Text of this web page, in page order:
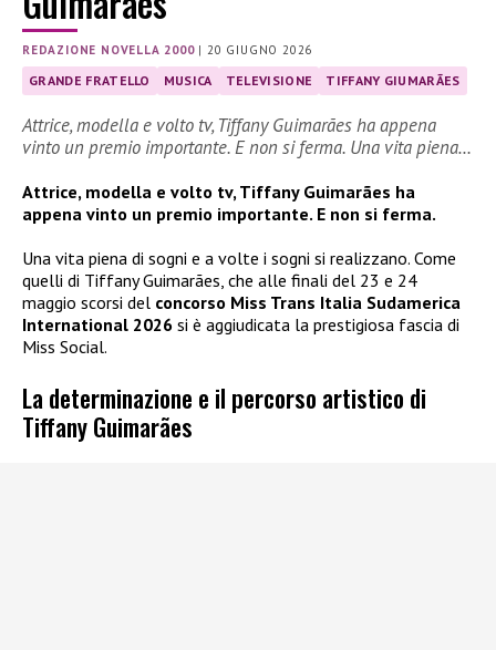
REDAZIONE NOVELLA 2000|20 GIUGNO 2026
GRANDE FRATELLO MUSICA TELEVISIONE TIFFANY GIUMARÃES
Attrice, modella e volto tv, Tiffany Guimarães ha appena
vinto un premio importante. E non si ferma. Una vita piena…
Attrice, modella e volto tv, Tiffany Guimarães ha
appena vinto un premio importante. E non si ferma.
Una vita piena di sogni e a volte i sogni si realizzano. Come
quelli di Tiffany Guimarães, che alle finali del 23 e 24
maggio scorsi del concorso Miss Trans Italia Sudamerica
International 2026 si è aggiudicata la prestigiosa fascia di
Miss Social.
La determinazione e il percorso artistico di
Tiffany Guimarães